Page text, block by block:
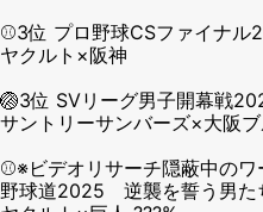
⚾3位 プロ野球CSファイナ
ヤクルト×阪神
🏐3位 SVリーグ男子開幕戦
サントリーサンバーズ×大阪
⚾※ビデオリサーチ隠蔽中の
野球道2025 逆襲を誓う男た